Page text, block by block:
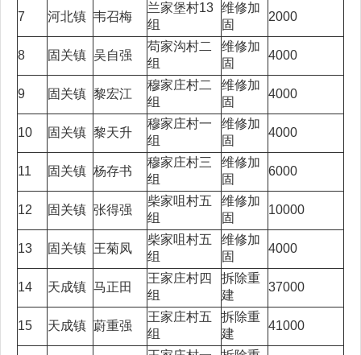
7 河北镇 韦召梅
兰家堡村13
组
维修加
固
2000
8 固关镇 吴自强
苟家沟村二
组
维修加
固
4000
9 固关镇 黎宏江
穆家庄村二
组
维修加
固
4000
10 固关镇 黎天升
穆家庄村一
组
维修加
固
4000
11 固关镇 杨存书
穆家庄村三
组
维修加
固
6000
12 固关镇 张得强
柴家咀村五
组
维修加
固
10000
13 固关镇 王菊凤
柴家咀村五
组
维修加
固
4000
14 天成镇 马正田
王家庄村四
组
拆除重
建
37000
15 天成镇 蔚重强
王家庄村五
组
拆除重
建
41000